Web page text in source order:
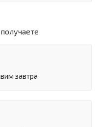
завтра